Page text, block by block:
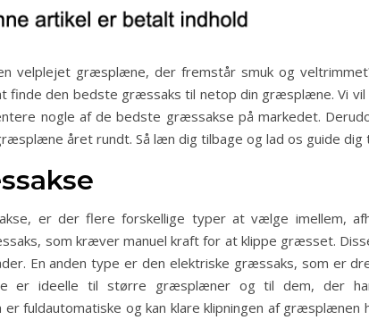
velplejet græsplæne, der fremstår smuk og
finde den bedste græssaks til netop din græsplæne. Vi
nogle af de bedste græssakse på markedet.
året rundt. Så læn dig tilbage og lad os guide
er der flere forskellige typer at vælge imellem,
som kræver manuel kraft for at klippe græsset.
En anden type er den elektriske græssaks, som er
er ideelle til større græsplæner og til dem, der
fuldautomatiske og kan klare klipningen af